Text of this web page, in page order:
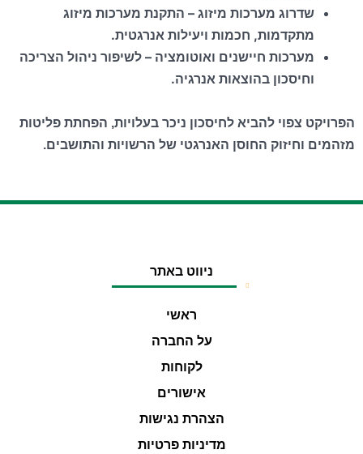
שדרוג מערכות מיזוג – התקנת מערכות מיזוג
מתקדמות, חכמות ויעילות אנרגטית.
מערכות חיישנים ואוטומציה – לשיפור ניהול הצריכה
וחיסכון בהוצאות אנרגיה.
הפרויקט צפוי להביא לחיסכון ניכר בעלויות, הפחתת פליטות
מזהמים וחיזוק החוסן האנרגטי של הרשויות והתושבים.
ניווט באתר
ראשי
על החברה
לקוחות
אישורים
הצהרת נגישות
מדיניות פרטיות